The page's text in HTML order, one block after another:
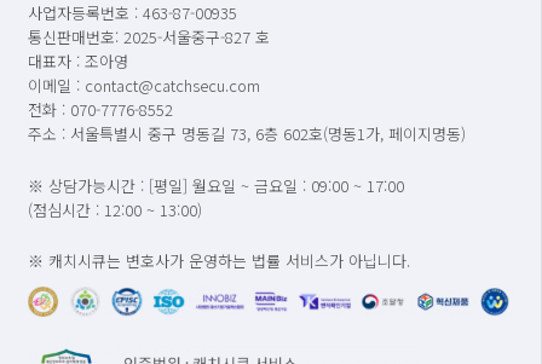
사업자등록번호 : 463-87-00935
통신판매번호: 2025-서울중구-827 호
대표자 : 조아영
이메일 : contact@catchsecu.com
전화 : 070-7776-8552
주소 : 서울특별시 중구 명동길 73, 6층 602호(명동1가, 페이지명동)
※ 상담가능시간 : [평일] 월요일 ~ 금요일 : 09:00 ~ 17:00
(점심시간 : 12:00 ~ 13:00)
※ 캐치시큐는 변호사가 운영하는 법률 서비스가 아닙니다.